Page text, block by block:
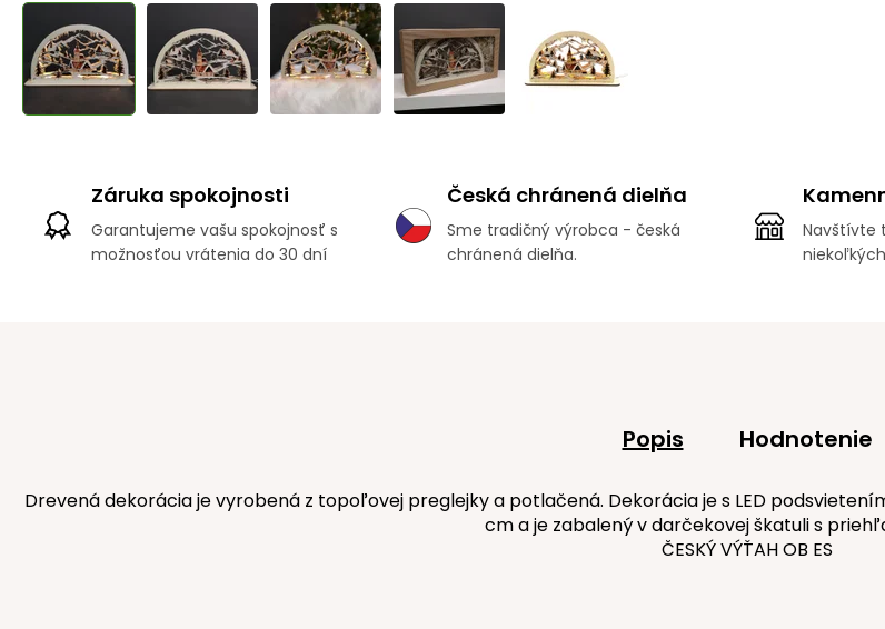
Záruka spokojnosti
Garantujeme vašu spokojnosť s
možnosťou vrátenia do 30 dní
Česká chránená dielňa
Sme tradičný výrobca - česká
chránená dielňa.
Navštívte
Popis Hodnotenie
Drevená dekorácia je vyrobená z topoľovej preglejky a potlačená. Dekorácia je s LED
cm a je zabalený v darčekovej škatuli s
ČESKÝ VÝŤAH OB ES